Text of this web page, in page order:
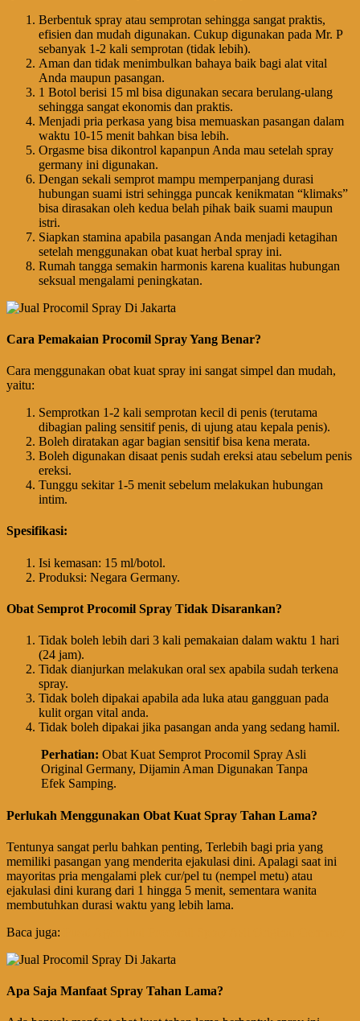
Berbentuk spray atau semprotan sehingga sangat praktis,
efisien dan mudah digunakan. Cukup digunakan pada Mr. P
sebanyak 1-2 kali semprotan (tidak lebih).
Aman dan tidak menimbulkan bahaya baik bagi alat vital
Anda maupun pasangan.
1 Botol berisi 15 ml bisa digunakan secara berulang-ulang
sehingga sangat ekonomis dan praktis.
Menjadi pria perkasa yang bisa memuaskan pasangan dalam
waktu 10-15 menit bahkan bisa lebih.
Orgasme bisa dikontrol kapanpun Anda mau setelah spray
germany ini digunakan.
Dengan sekali semprot mampu memperpanjang durasi
hubungan suami istri sehingga puncak kenikmatan “klimaks”
bisa dirasakan oleh kedua belah pihak baik suami maupun
istri.
Siapkan stamina apabila pasangan Anda menjadi ketagihan
setelah menggunakan obat kuat herbal spray ini.
Rumah tangga semakin harmonis karena kualitas hubungan
seksual mengalami peningkatan.
Cara Pemakaian Procomil Spray Yang Benar?
Cara menggunakan obat kuat spray ini sangat simpel dan mudah,
yaitu:
Semprotkan 1-2 kali semprotan kecil di penis (terutama
dibagian paling sensitif penis, di ujung atau kepala penis).
Boleh diratakan agar bagian sensitif bisa kena merata.
Boleh digunakan disaat penis sudah ereksi atau sebelum penis
ereksi.
Tunggu sekitar 1-5 menit sebelum melakukan hubungan
intim.
Spesifikasi:
Isi kemasan: 15 ml/botol.
Produksi: Negara Germany.
Obat Semprot Procomil Spray Tidak Disarankan?
Tidak boleh lebih dari 3 kali pemakaian dalam waktu 1 hari
(24 jam).
Tidak dianjurkan melakukan oral sex apabila sudah terkena
spray.
Tidak boleh dipakai apabila ada luka atau gangguan pada
kulit organ vital anda.
Tidak boleh dipakai jika pasangan anda yang sedang hamil.
Perhatian: Obat Kuat Semprot Procomil Spray Asli
Original Germany, Dijamin Aman Digunakan Tanpa
Efek Samping.
Perlukah Menggunakan Obat Kuat Spray Tahan Lama?
Tentunya sangat perlu bahkan penting, Terlebih bagi pria yang
memiliki pasangan yang menderita ejakulasi dini. Apalagi saat ini
mayoritas pria mengalami plek cur/pel tu (nempel metu) atau
ejakulasi dini kurang dari 1 hingga 5 menit, sementara wanita
membutuhkan durasi waktu yang lebih lama.
Baca juga:
Apa Saja Manfaat Spray Tahan Lama?